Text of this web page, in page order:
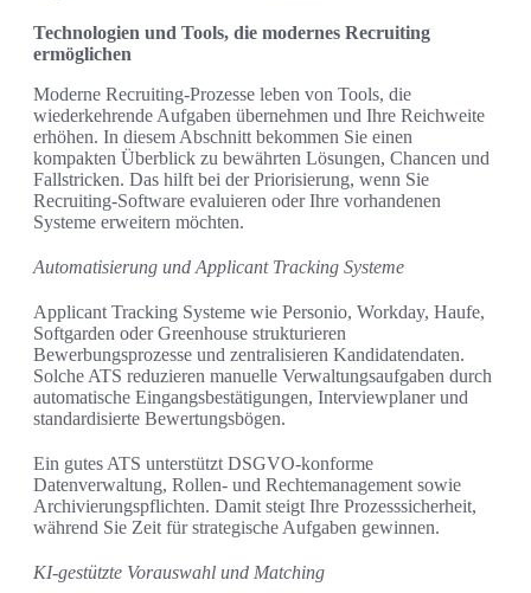
Technologien und Tools, die modernes Recruiting
ermöglichen
Moderne Recruiting-Prozesse leben von Tools, die
wiederkehrende Aufgaben übernehmen und Ihre Reichweite
erhöhen. In diesem Abschnitt bekommen Sie einen
kompakten Überblick zu bewährten Lösungen, Chancen und
Fallstricken. Das hilft bei der Priorisierung, wenn Sie
Recruiting-Software evaluieren oder Ihre vorhandenen
Systeme erweitern möchten.
Automatisierung und Applicant Tracking Systeme
Applicant Tracking Systeme wie Personio, Workday, Haufe,
Softgarden oder Greenhouse strukturieren
Bewerbungsprozesse und zentralisieren Kandidatendaten.
Solche ATS reduzieren manuelle Verwaltungsaufgaben durch
automatische Eingangsbestätigungen, Interviewplaner und
standardisierte Bewertungsbögen.
Ein gutes ATS unterstützt DSGVO-konforme
Datenverwaltung, Rollen- und Rechtemanagement sowie
Archivierungspflichten. Damit steigt Ihre Prozesssicherheit,
während Sie Zeit für strategische Aufgaben gewinnen.
KI-gestützte Vorauswahl und Matching